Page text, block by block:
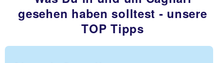
gesehen haben solltest - unsere
TOP Tipps